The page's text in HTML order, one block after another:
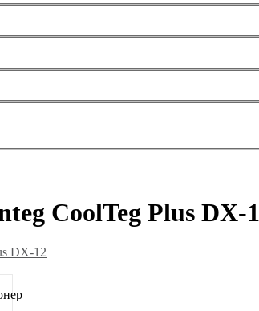
CoolTeg Plus DX-